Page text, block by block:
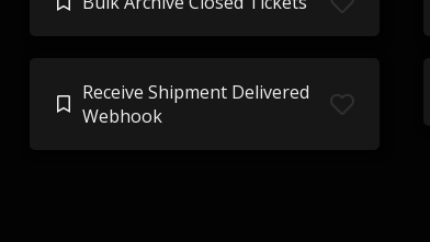
Receive Shipment Delivered
Webhook